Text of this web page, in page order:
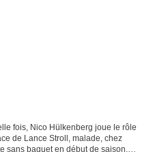
fois, Nico Hülkenberg joue le rôle
de Lance Stroll, malade, chez
sans baquet en début de saison,